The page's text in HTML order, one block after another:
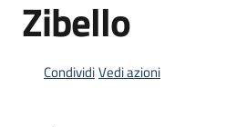
Informazioni
locali
Zibello
CondividiVedi azioni